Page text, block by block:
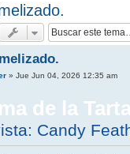
» Jue Jun 04, 2026 12:35 am
de la
Candy